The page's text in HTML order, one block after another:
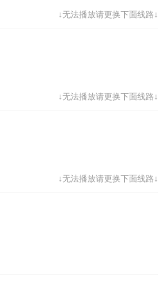
↓无法播放请更换下面线路↓
↓无法播放请更换下面线路↓
↓无法播放请更换下面线路↓